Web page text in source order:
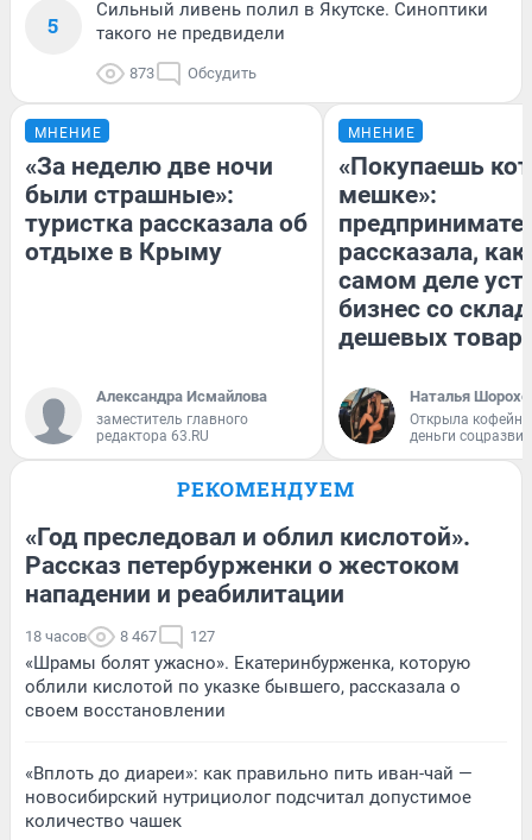
5
Сильный ливень полил в Якутске. Синоптики
такого не предвидели
873 Обсудить
МНЕНИЕ
«За неделю две ночи
были страшные»:
туристка рассказала об
отдыхе в Крыму
Александра Исмайлова
заместитель главного
редактора 63.RU
МНЕНИЕ
«Покупаешь
мешке»:
рассказала, как
самом деле
бизнес со
дешевых
Наталья
Открыла
деньги
РЕКОМЕНДУЕМ
«Год преследовал и облил кислотой».
Рассказ петербурженки о жестоком
нападении и реабилитации
18 часов 8 467 127
«Шрамы болят ужасно». Екатеринбурженка, которую
облили кислотой по указке бывшего, рассказала о
своем восстановлении
«Вплоть до диареи»: как правильно пить иван-чай —
новосибирский нутрициолог подсчитал допустимое
количество чашек